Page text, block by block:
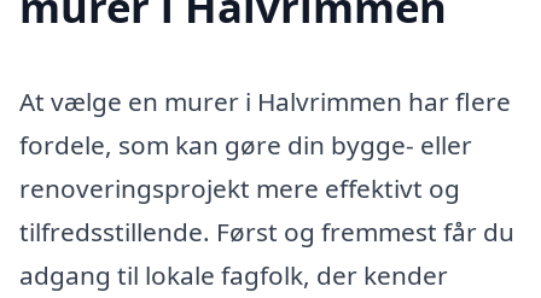
At vælge en murer i Halvrimmen har flere
fordele, som kan gøre din bygge- eller
renoveringsprojekt mere effektivt og
tilfredsstillende. Først og fremmest får du
adgang til lokale fagfolk, der kender